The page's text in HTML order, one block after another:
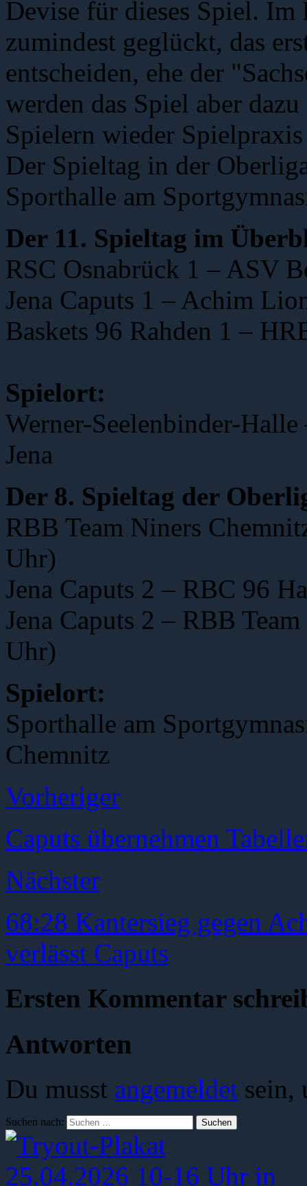
Devise für dieses Spiel. Im
zumindest geglückt, das
entscheiden, ehe der
werden das Spiel aber
Spielern wieder
Der Spieltag in der
Sporthalle am
Der 11. Spieltag im
RSC Osnabrück 1 – ASV
Jena Caputs 1 – Achim
Baskets 96 Rahden 1 –
Spielort:
Werner-Seelenbinder-
Jena
Der 8. Spieltag der
RBB Team Niners
Uhr)
Jena Caputs 2 – RBC 96
Jena Caputs 2 – RBB
Uhr)
Spielort:
Sporthalle am
Chemnitz
Vorheriger
Caputs übernehmen
Nächster
68:28 Kantersieg gegen
verlässt Caputs
Ersten Kommentar
Antworten
Du musst angemeldet sein,
Suchen nach: